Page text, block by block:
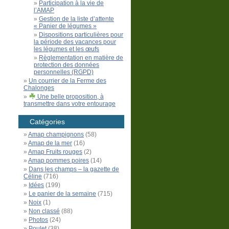
Participation à la vie de
l’AMAP
Gestion de la liste d’attente
« Panier de légumes »
Dispositions particulières pour
la période des vacances pour
les légumes et les œufs
Règlementation en matière de
protection des données
personnelles (RGPD)
Un courrier de la Ferme des
Chalonges
Une belle proposition, à
transmettre dans votre entourage
Catégories
Amap champignons (58)
Amap de la mer (16)
Amap Fruits rouges (2)
Amap pommes poires (14)
Dans les champs – la gazette de
Céline (716)
Idées (199)
Le panier de la semaine (715)
Noix (1)
Non classé (88)
Photos (24)